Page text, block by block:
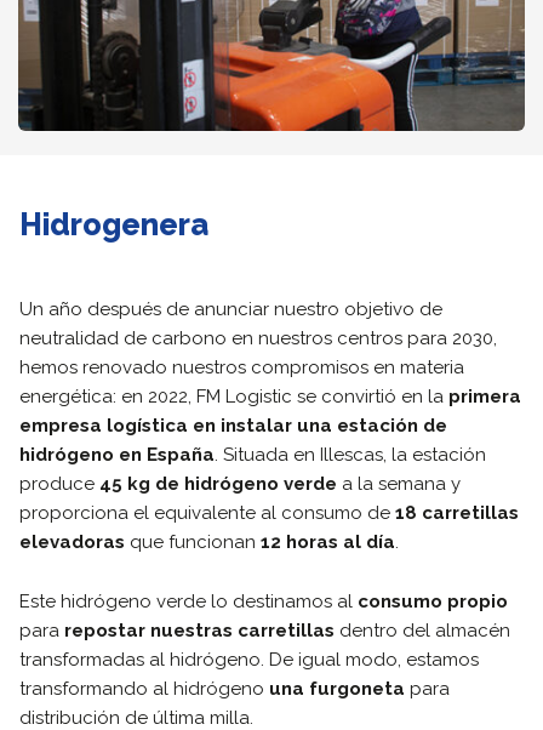
Hidrogenera
Un año después de anunciar nuestro objetivo de
neutralidad de carbono en nuestros centros para 2030,
hemos renovado nuestros compromisos en materia
energética: en 2022, FM Logistic se convirtió en la primera
empresa logística en instalar una estación de
hidrógeno en España. Situada en Illescas, la estación
produce 45 kg de hidrógeno verde a la semana y
proporciona el equivalente al consumo de 18 carretillas
elevadoras que funcionan 12 horas al día.
Este hidrógeno verde lo destinamos al consumo propio
para repostar nuestras carretillas dentro del almacén
transformadas al hidrógeno. De igual modo, estamos
transformando al hidrógeno una furgoneta para
distribución de última milla.